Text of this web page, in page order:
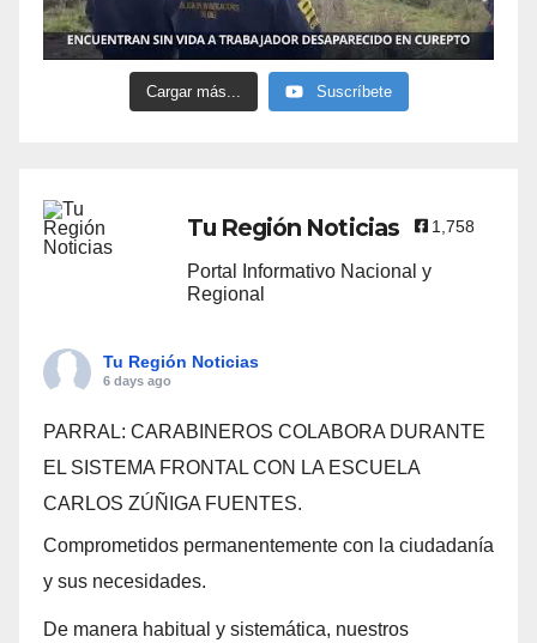
Cargar más... Suscríbete
Tu Región Noticias 1,758
Portal Informativo Nacional y
Regional
Tu Región Noticias
6 days ago
PARRAL: CARABINEROS COLABORA DURANTE
EL SISTEMA FRONTAL CON LA ESCUELA
CARLOS ZÚÑIGA FUENTES.
Comprometidos permanentemente con la ciudadanía
y sus necesidades.
De manera habitual y sistemática, nuestros